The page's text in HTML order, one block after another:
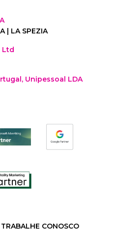
| LA SPEZIA
Ltd
Unipessoal LDA
TRABALHE CONOSCO